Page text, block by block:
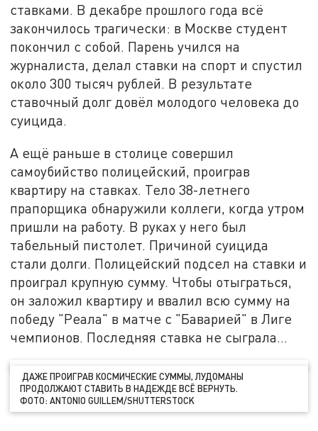
ставками. В декабре прошлого года всё
закончилось трагически: в Москве студент
покончил с собой. Парень учился на
журналиста, делал ставки на спорт и спустил
около 300 тысяч рублей. В результате
ставочный долг довёл молодого человека до
суицида.
А ещё раньше в столице совершил
самоубийство полицейский, проиграв
квартиру на ставках. Тело 38-летнего
прапорщика обнаружили коллеги, когда утром
пришли на работу. В руках у него был
табельный пистолет. Причиной суицида
стали долги. Полицейский подсел на ставки и
проиграл крупную сумму. Чтобы отыграться,
он заложил квартиру и ввалил всю сумму на
победу "Реала" в матче с "Баварией" в Лиге
чемпионов. Последняя ставка не сыграла…
ДАЖЕ ПРОИГРАВ КОСМИЧЕСКИЕ СУММЫ, ЛУДОМАНЫ
ПРОДОЛЖАЮТ СТАВИТЬ В НАДЕЖДЕ ВСЁ ВЕРНУТЬ.
ФОТО:ANTONIO GUILLEM/SHUTTERSTOCK